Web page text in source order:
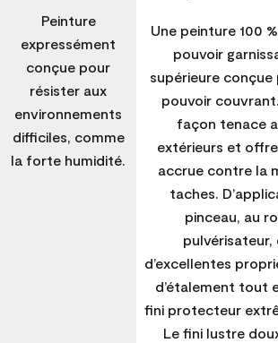
Peinture
expressément
conçue pour
résister aux
environnements
difficiles, comme
la forte humidité.
Une peinture 100
pouvoir
supérieure
pouvoir
façon tenace
extérieurs et
accrue contre la
taches.
pinceau, au
d’excellentes
d’étalement tout
fini protecteur
Le fini lustre